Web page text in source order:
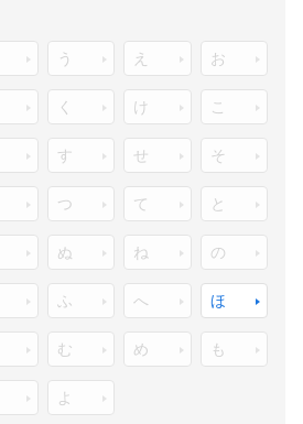
う え お
く け こ
す せ そ
つ て と
ぬ ね の
ふ へ ほ
む め も
よ